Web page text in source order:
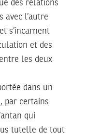
des relations
avec l’autre
s’incarnent
et des
les deux
dans un
par certains
qui
tutelle de tout